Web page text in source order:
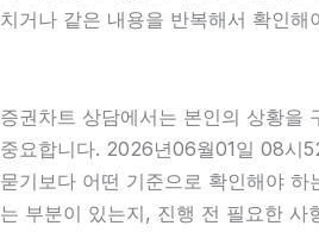
치거나 같은 내용을 반복해서 확인해
증권차트 상담에서는 본인의 상황을
중요합니다. 2026년06월01일 08시
묻기보다 어떤 기준으로 확인해야 하
는 부분이 있는지, 진행 전 필요한 사